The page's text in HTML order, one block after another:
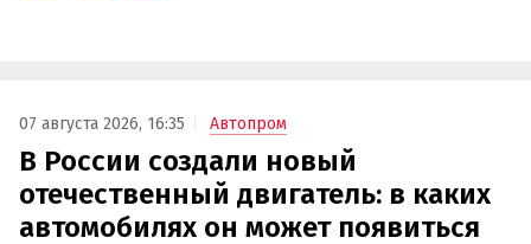
07 августа 2026, 16:35 Автопром
В России создали новый
отечественный двигатель: в каких
автомобилях он может появиться